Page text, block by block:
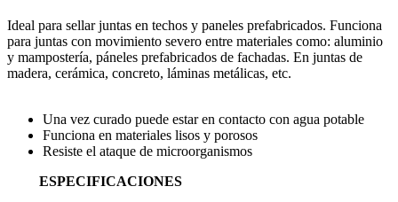
Ideal para sellar juntas en techos y paneles prefabricados. Funciona
para juntas con movimiento severo entre materiales como: aluminio
y mampostería, páneles prefabricados de fachadas. En juntas de
madera, cerámica, concreto, láminas metálicas, etc.
Una vez curado puede estar en contacto con agua potable
Funciona en materiales lisos y porosos
Resiste el ataque de microorganismos
ESPECIFICACIONES